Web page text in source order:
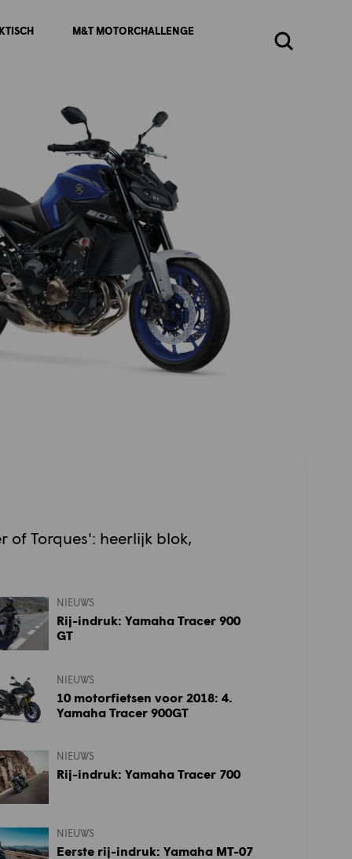
M&T MOTORCHALLENGE
Zoeken
of Torques': heerlijk blok,
NIEUWS
Rij-indruk: Yamaha Tracer 900
GT
NIEUWS
10 motorfietsen voor 2018: 4.
Yamaha Tracer 900GT
NIEUWS
Rij-indruk: Yamaha Tracer 700
NIEUWS
Eerste rij-indruk: Yamaha MT-07